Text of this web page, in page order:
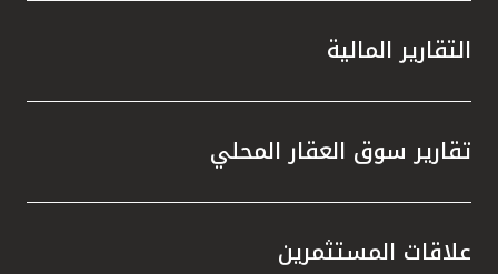
التقارير المالية
تقارير سوق العقار المحلي
علاقات المستثمرين